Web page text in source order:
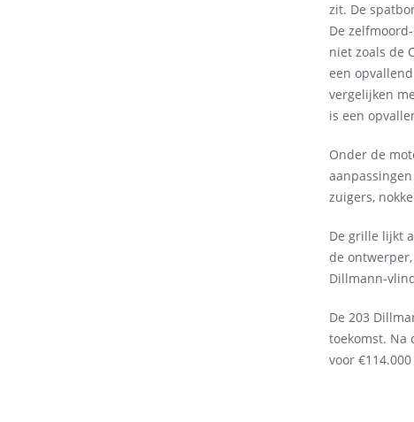
zit. De
De
niet zoals de
een
vergelijken
is een
Onder de
zuigers,
De grille lijkt
de ontwerper,
Dillmann-
De 203
toekomst. Na
voor